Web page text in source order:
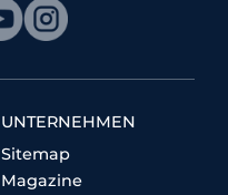
UNTERNEHMEN
Sitemap
Magazine